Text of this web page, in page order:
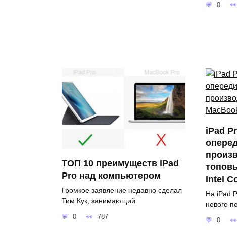
0
ТОП 10 преимуществ iPad
Pro над компьютером
Громкое заявление недавно сделал
Тим Кук, занимающий
0 787
iPad
Intel
На iPad
нового
0